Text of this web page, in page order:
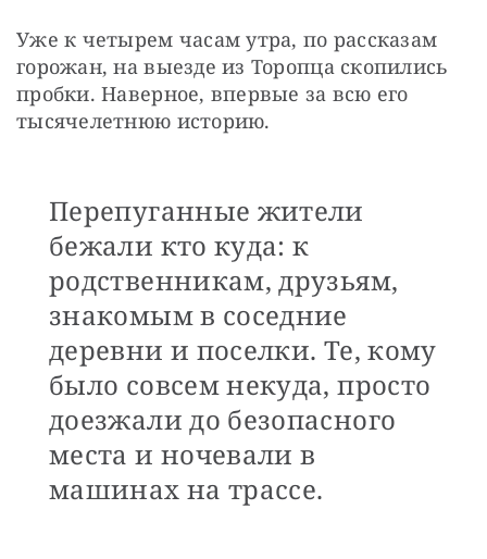
Уже к четырем часам утра, по рассказам
горожан, на выезде из Торопца скопились
пробки. Наверное, впервые за всю его
тысячелетнюю историю.
Перепуганные жители
бежали кто куда: к
родственникам, друзьям,
знакомым в соседние
деревни и поселки. Те, кому
было совсем некуда, просто
доезжали до безопасного
места и ночевали в
машинах на трассе.